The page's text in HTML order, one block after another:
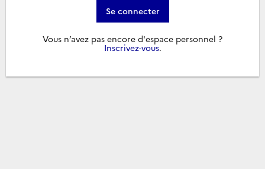
Se connecter
Vous n’avez pas encore d'espace personnel ?
Inscrivez-vous.